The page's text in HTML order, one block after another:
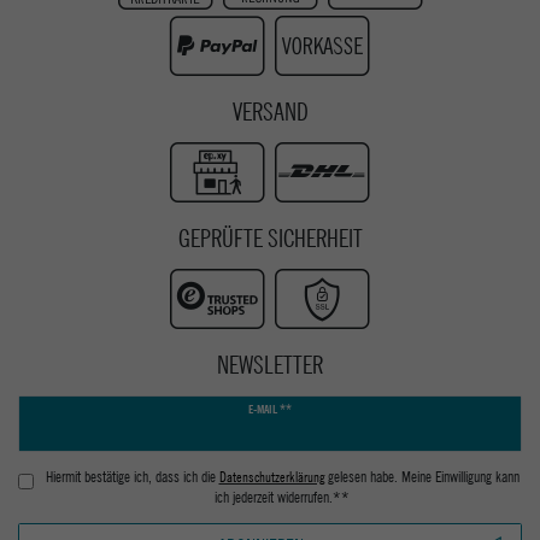
Youtube
VERSAND
GEPRÜFTE SICHERHEIT
NEWSLETTER
E-MAIL **
Hiermit bestätige ich, dass ich die Daten­schutz­erklärunggelesen habe. Meine Einwilligung kann
ich jederzeit widerrufen.**